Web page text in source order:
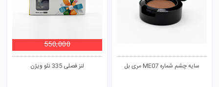
سایه چشم شماره ME07 مری بل لنز فصلی 335 نئو ویژن
550,000